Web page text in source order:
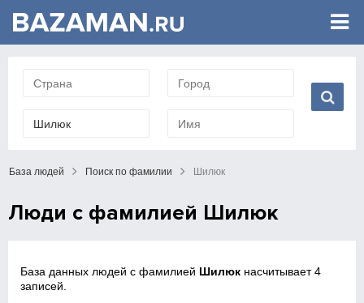
База людей Поиск по фамилии Шилюк
Люди с фамилией Шилюк
База данных людей с фамилией Шилюк насчитывает 4
записей.